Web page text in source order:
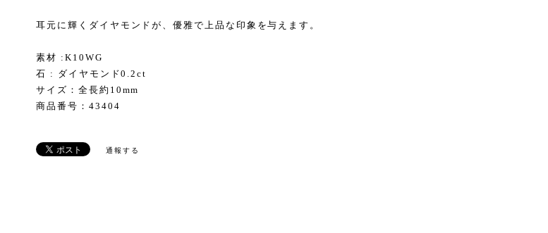
耳元に輝くダイヤモンドが、優雅で上品な印象を与えます。
素材 :K10WG
石 : ダイヤモンド0.2ct
サイズ：全長約10mm
商品番号：43404
通報する